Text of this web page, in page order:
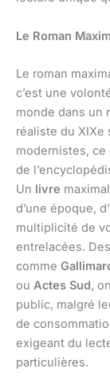
Le Roman
Le roman
c’est une
monde dans un
réaliste du
modernistes, ce
de
Un livre
d’une époque,
multiplicité de
entrelacées.
comme
ou Actes Sud,
public, malgré
de
exigeant du
particulières.